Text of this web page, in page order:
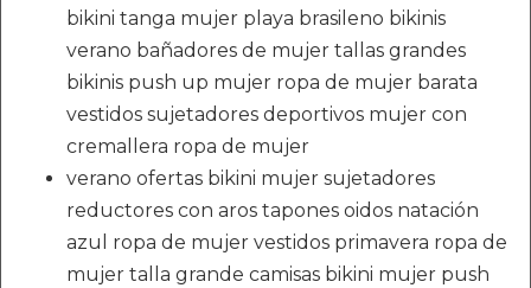
bikini tanga mujer playa brasileno bikinis
verano bañadores de mujer tallas grandes
bikinis push up mujer ropa de mujer barata
vestidos sujetadores deportivos mujer con
cremallera ropa de mujer
verano ofertas bikini mujer sujetadores
reductores con aros tapones oidos natación
azul ropa de mujer vestidos primavera ropa de
mujer talla grande camisas bikini mujer push